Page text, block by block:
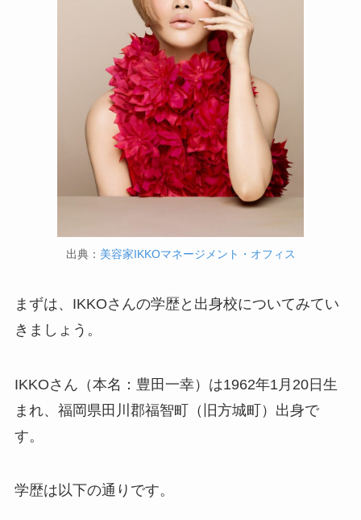
出典： 美容家IKKOマネージメント・オフィス
まずは、IKKOさんの学歴と出身校についてみてい
きましょう。
IKKOさん（本名：豊田一幸）は1962年1月20日生
まれ、福岡県田川郡福智町（旧方城町）出身で
す。
学歴は以下の通りです。